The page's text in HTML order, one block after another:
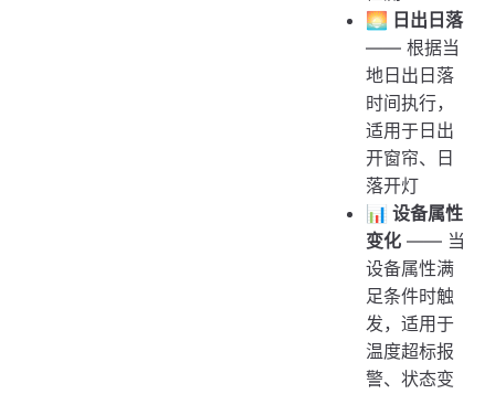
🌅 日出日落
—— 根据当
地日出日落
时间执行，
适用于日出
开窗帘、日
落开灯
📊 设备属性
变化 —— 当
设备属性满
足条件时触
发，适用于
温度超标报
警、状态变